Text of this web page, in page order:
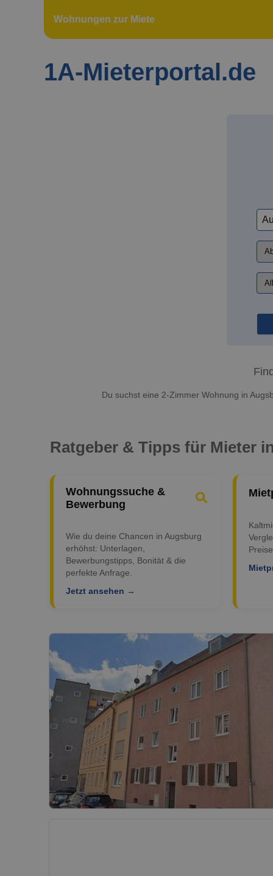
Wohnungen zur Miete
1A-Mieterportal.de
Du suchst eine 2-Zimmer Wohnung in
Ratgeber & Tipps für Mieter
Wohnungssuche &
Bewerbung
Wie du deine Chancen in Augsburg
erhöhst: Unterlagen,
Bewerbungstipps, Bonität & die
perfekte Anfrage.
Jetzt ansehen →